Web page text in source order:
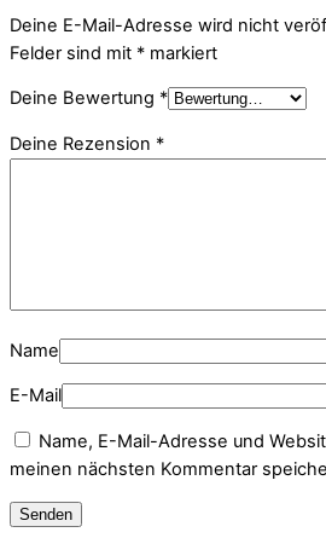
Deine E-Mail-Adresse wird nicht
Felder sind mit * markiert
Deine Bewertung *
Deine Rezension *
Name
E-Mail
Name, E-Mail-Adresse und
meinen nächsten Kommentar